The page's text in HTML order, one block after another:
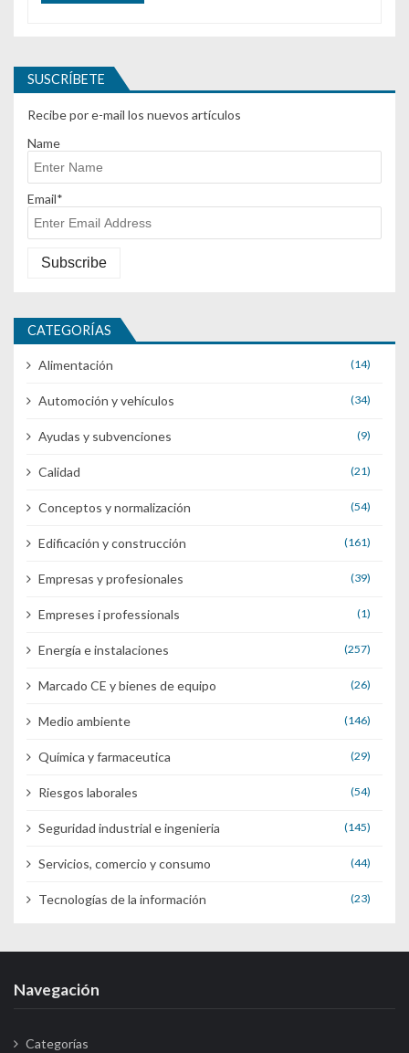
SUSCRÍBETE
Recibe por e-mail los nuevos artículos
Name
Email*
CATEGORÍAS
Alimentación (14)
Automoción y vehículos (34)
Ayudas y subvenciones (9)
Calidad (21)
Conceptos y normalización (54)
Edificación y construcción (161)
Empresas y profesionales (39)
Empreses i professionals (1)
Energía e instalaciones (257)
Marcado CE y bienes de equipo (26)
Medio ambiente (146)
Química y farmaceutica (29)
Riesgos laborales (54)
Seguridad industrial e ingenieria (145)
Servicios, comercio y consumo (44)
Tecnologías de la información (23)
Navegación
Categorías